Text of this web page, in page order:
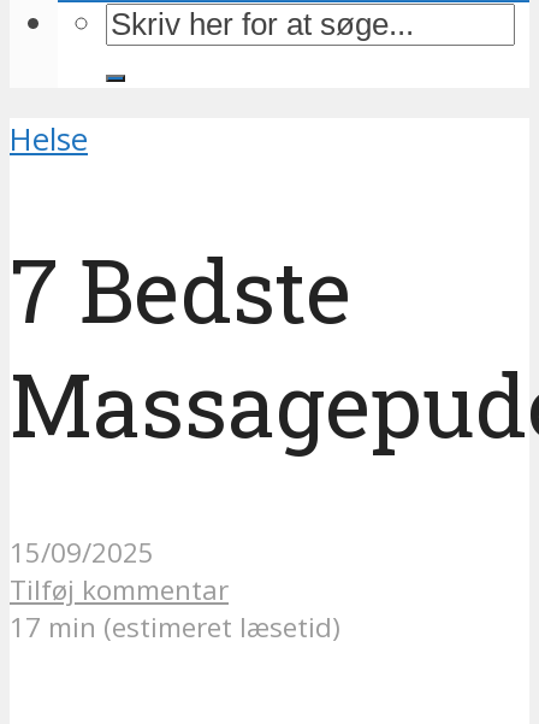
Helse
7 Bedste
15/09/2025
Tilføj kommentar
17 min (estimeret læsetid)